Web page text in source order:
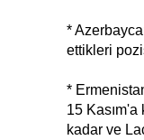
*
ettikleri
*
15 Kasım'a
kadar ve